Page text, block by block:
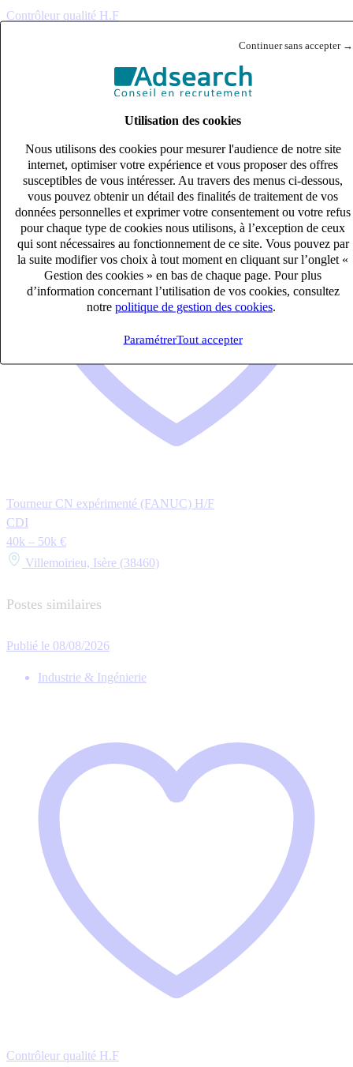
Continuer sans accepter →
Utilisation des cookies
Nous utilisons des cookies pour mesurer l'audience de notre site
internet, optimiser votre expérience et vous proposer des offres
susceptibles de vous intéresser. Au travers des menus ci-dessous,
vous pouvez obtenir un détail des finalités de traitement de vos
données personnelles et exprimer votre consentement ou votre refus
pour chaque type de cookies nous utilisons, à l’exception de ceux
qui sont nécessaires au fonctionnement de ce site. Vous pouvez par
la suite modifier vos choix à tout moment en cliquant sur l’onglet «
Gestion des cookies » en bas de chaque page. Pour plus
d’information concernant l’utilisation de vos cookies, consultez
notre politique de gestion des cookies
ParamétrerTout accepter
Contrôleur qualité H.F
TOULOUSE, Haute-Garonne (31200)
Industrie & Ingénierie
Tourneur CN expérimenté (FANUC) H/F
CDI
40k – 50k €
Villemoirieu, Isère (38460)
Postes similaires
Publié le 08/08/2026
Industrie & Ingénierie
Contrôleur qualité H.F